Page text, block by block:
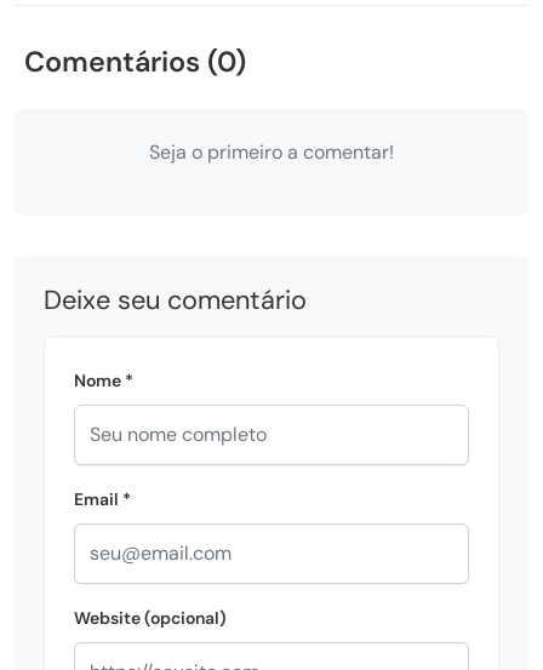
Comentários (0)
Seja o primeiro a comentar!
Deixe seu comentário
Nome *
Email *
Website (opcional)